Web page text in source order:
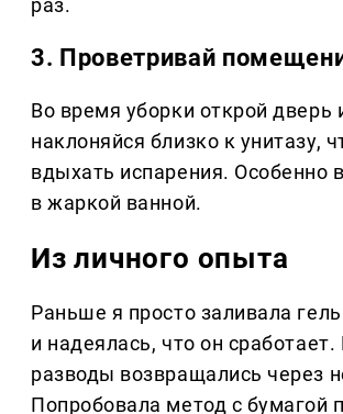
раз.
3. Проветривай
Во время уборки открой дверь
наклоняйся близко к унитазу,
вдыхать испарения. Особенно
в жаркой ванной.
Из личного опыта
Раньше я просто заливала
и надеялась, что он
разводы возвращались через
Попробовала метод с бумагой